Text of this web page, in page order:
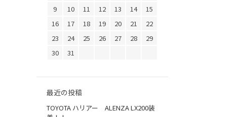
9
10 11 12 13 14
15
16
17 18 19 20 21
22
23
24 25 26 27 28
29
30
31
最近の投稿
TOYOTA ハリアー ALENZA LX200装